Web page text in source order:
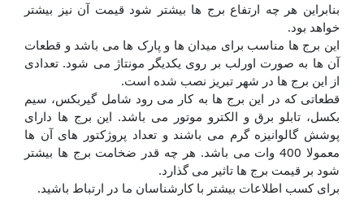
بنابراین هر چه ارتفاع برج ها بیشتر شود قیمت آن نیز بیشتر
خواهد بود.
این برج ها مناسب برای میدان ها و پارک ها می باشد و قطعات
آن ها به صورت اورلب بر روی یکدیگر مونتاژ می شود. تعدادی
از این برج ها در شهر تبریز نصب شده است.
قطعاتی که در این برج ها به کار می رود شامل گیربکس، سیم
بکسل، تابلو برق و الکترو موتور می باشد. این برج ها دارای
پوشش گالوانیزه گرم می باشند و تعداد پروژکتور های آن ها
معمولا 400 وات می باشد. هر چه قدر ضخامت برج ها بیشتر
شود بر قیمت برج ها تاثیر می گذارد.
برای کسب اطلاعات بیشتر با کارشناسان ما در ارتباط باشید.